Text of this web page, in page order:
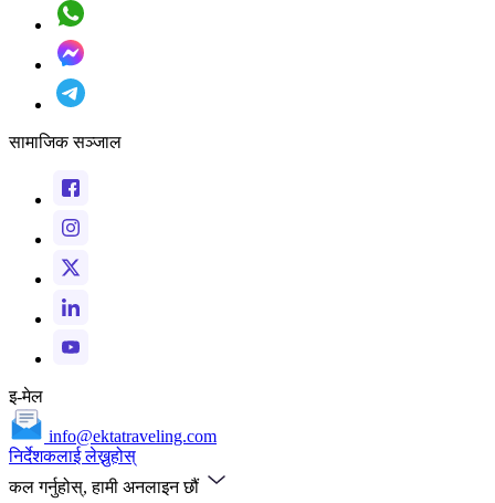
सामाजिक सञ्जाल
इ-मेल
info@ektatraveling.com
निर्देशकलाई लेख्नुहोस्
कल गर्नुहोस्, हामी अनलाइन छौं